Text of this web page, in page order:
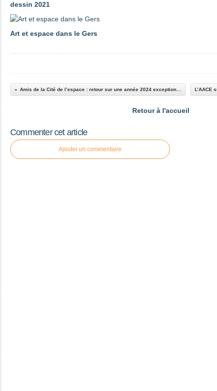
dessin 2021
Art et espace dans le Gers
Retour à l'accueil
Commenter cet article
Ajouter un commentaire